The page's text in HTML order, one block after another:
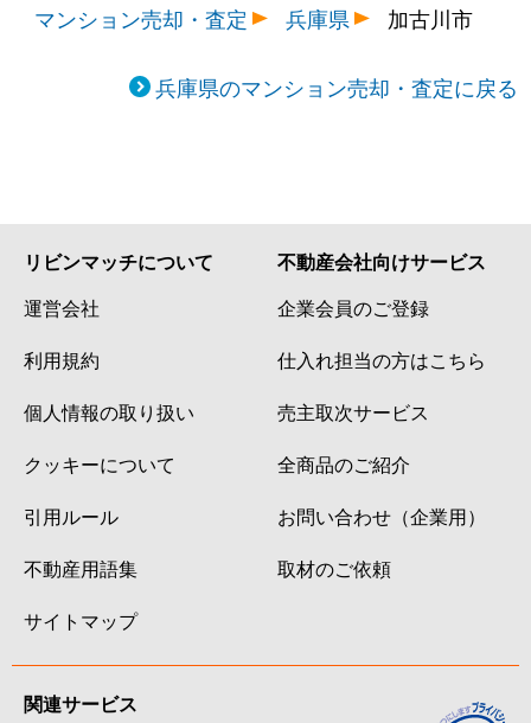
マンション売却・査定
兵庫県 加古川市
兵庫県のマンション売却・査定に戻る
リビンマッチについて
運営会社
利用規約
個人情報の取り扱い
クッキーについて
引用ルール
不動産用語集
サイトマップ
不動産会社向けサービス
企業会員のご登録
仕入れ担当の方はこちら
売主取次サービス
全商品のご紹介
お問い合わせ（企業用）
取材のご依頼
関連サービス